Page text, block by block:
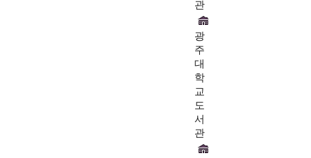
관
광
주
대
학
교
도
서
관